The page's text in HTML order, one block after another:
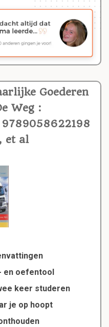
Goederen
Weg :
et al
en oefentool
keer studeren
je op hoopt